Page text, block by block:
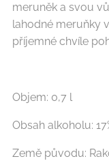
meruněk a svou
lahodné meruňky
příjemné chvíle
Objem: 0,7 l
Obsah alkoholu:
Země původu: